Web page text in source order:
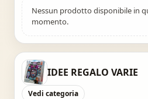
Nessun prodotto disponibile in
momento.
IDEE REGALO VARIE
Vedi categoria